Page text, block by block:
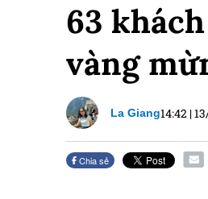
63
vàng
La Giang14:42 |
Chia sẻ